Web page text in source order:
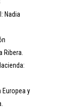
Nadia
Ribera.
Europea y